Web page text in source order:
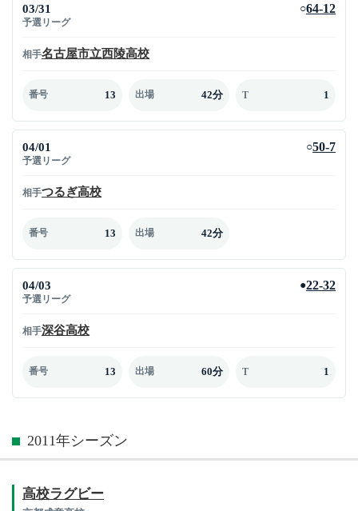
03/31
予選リーグ
○64-12
相手名古屋市立西陵高校
番号 13 出場 42分 T 1
04/01
予選リーグ
○50-7
相手つるぎ高校
番号 13 出場 42分
04/03
予選リーグ
●22-32
相手深谷高校
番号 13 出場 60分 T 1
2011年シーズン
高校ラグビー